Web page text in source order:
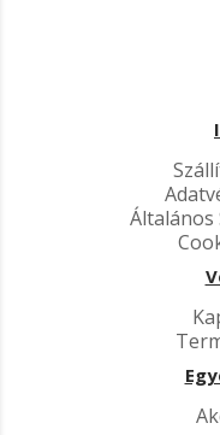
Általános